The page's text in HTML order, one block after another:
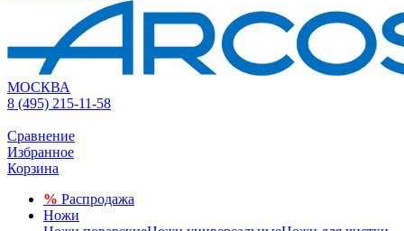
МОСКВА
8 (495) 215-11-58
Сравнение
Избранное
Корзина
% Распродажа
Ножи